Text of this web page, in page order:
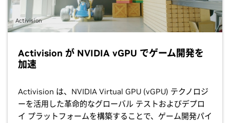
Activision
Activision が NVIDIA vGPU でゲーム開発を
加速
Activision は、NVIDIA Virtual GPU (vGPU) テクノロジ
ーを活用した革命的なグローバル テストおよびデプロ
イ プラットフォームを構築することで、ゲーム開発パイ